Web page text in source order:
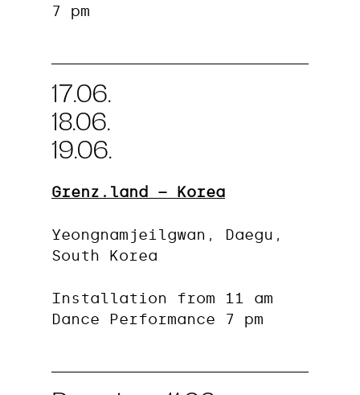
7 pm
17.06.
18.06.
19.06.
Grenz.land – Korea
Yeongnamjeilgwan, Daegu,
South Korea
Installation from 11 am
Dance Performance 7 pm